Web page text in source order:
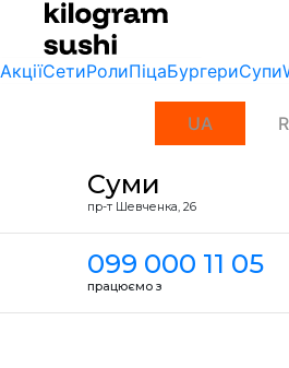
АкціїСетиРолиПіцаБургериСупи
UA
Суми
пр-т Шевченка, 26
099 000 11 05
працюємо з